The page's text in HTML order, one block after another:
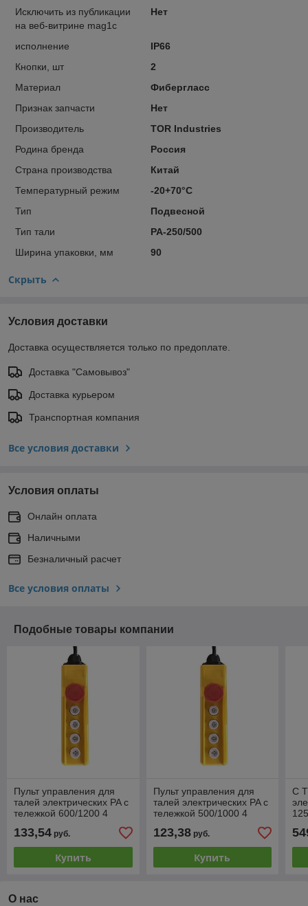
Исключить из публикации
на веб-витрине mag1c
Нет
исполнение
IP66
Кнопки, шт
2
Материал
Фибергласс
Признак запчасти
Нет
Производитель
TOR Industries
Родина бренда
Россия
Страна производства
Китай
Температурный режим
-20+70°С
Тип
Подвесной
Тип тали
РА-250/500
Ширина упаковки, мм
90
Скрыть
Условия доставки
Доставка осуществляется только по предоплате.
Доставка "Самовывоз"
Доставка курьером
Транспортная компания
Все условия доставки
Условия оплаты
Онлайн оплата
Наличными
Безналичный расчет
Все условия оплаты
Подобные товары компании
Пульт управления для
талей электрических PA с
тележкой 600/1200 4
(С80uF+16uF)
133,54 руб.
Купить
Пульт управления для
талей электрических PA с
тележкой 500/1000 4
45uF+16uF)
123,38руб.
Купить
С
О нас